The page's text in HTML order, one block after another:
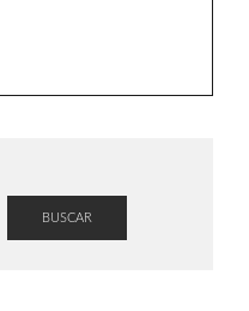
BUSCAR